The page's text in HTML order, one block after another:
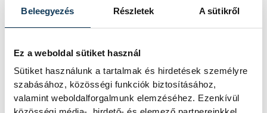
Beleegyezés Részletek A sütikről
Ez a weboldal sütiket használ
Sütiket használunk a tartalmak és hirdetések személyre
szabásához, közösségi funkciók biztosításához,
valamint weboldalforgalmunk elemzéséhez. Ezenkívül
legerősebb férfi kézilabda-bajnoksága, a
német Bundesliga küzdelmeit, ott ugyanis
nincs előre lefutott meccs, a listavezető is